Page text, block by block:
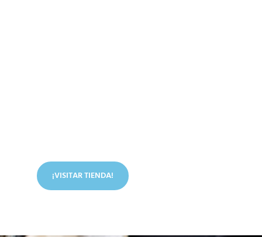
¡VISITAR TIENDA!